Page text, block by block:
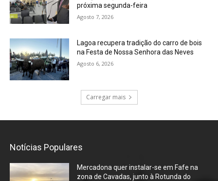
próxima segunda-feira
Agosto 7, 2026
Lagoa recupera tradição do carro de bois
na Festa de Nossa Senhora das Neves
Agosto 6, 2026
Carregar mais
Notícias Populares
Mercadona quer instalar-se em Fafe na
zona de Cavadas, junto à Rotunda do